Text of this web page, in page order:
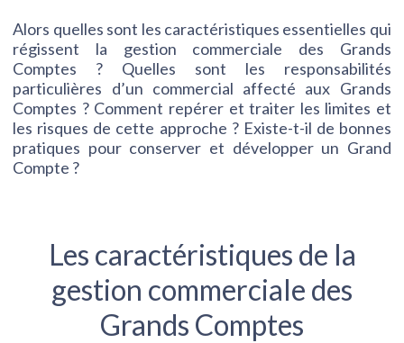
Alors quelles sont les caractéristiques essentielles qui
régissent la gestion commerciale des Grands
Comptes ? Quelles sont les responsabilités
particulières d’un commercial affecté aux Grands
Comptes ? Comment repérer et traiter les limites et
les risques de cette approche ? Existe-t-il de bonnes
pratiques pour conserver et développer un Grand
Compte ?
Les caractéristiques de la
gestion commerciale des
Grands Comptes